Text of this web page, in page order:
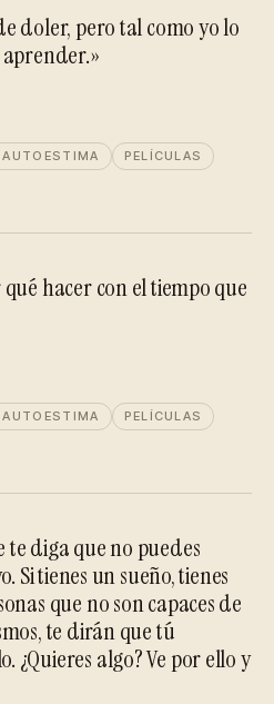
doler, pero tal como yo lo
AUTOESTIMA
PELÍCULAS
hacer con el tiempo que
AUTOESTIMA
PELÍCULAS
te diga que no puedes
Si tienes un sueño, tienes
que no son capaces de
te dirán que tú
¿Quieres algo? Ve por ello y